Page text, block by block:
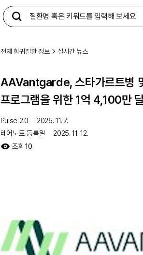
전체 희귀질환 정보 실시간 뉴스
AAVantgarde, 스타가르트병
프로그램을 위한 1억 4,100만
Pulse 2.0
2025. 11. 7.
레어노트 등록일
2025. 11. 12.
조회 10